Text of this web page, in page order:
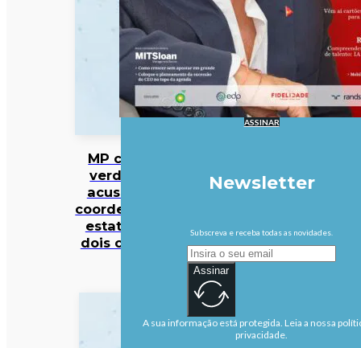
MP cabo-
verdiano
acusa ex-
coordenador
estatal de
dois crimes
ASSINAR
Newsletter
Subscreva e receba todas as novidades.
Assinar
A sua informação está protegida. Leia a nossa
privacidade.